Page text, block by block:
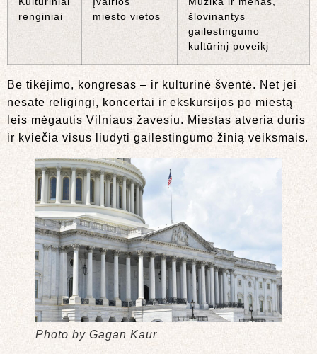
renginiai
miesto vietos
šlovinantys
gailestingumo
kultūrinį poveikį
Be tikėjimo, kongresas – ir kultūrinė šventė. Net jei
nesate religingi, koncertai ir ekskursijos po miestą
leis mėgautis Vilniaus žavesiu. Miestas atveria duris
ir kviečia visus liudyti gailestingumo žinią veiksmais.
Photo by Gagan Kaur